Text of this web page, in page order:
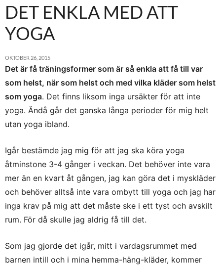
DET ENKLA MED ATT
YOGA
OKTOBER 26, 2015
Det är få träningsformer som är så enkla att få till var
som helst, när som helst och med vilka kläder som helst
som yoga. Det finns liksom inga ursäkter för att inte
yoga. Ändå går det ganska långa perioder för mig helt
utan yoga ibland.
Igår bestämde jag mig för att jag ska köra yoga
åtminstone 3-4 gånger i veckan. Det behöver inte vara
mer än en kvart åt gången, jag kan göra det i myskläder
och behöver alltså inte vara ombytt till yoga och jag har
inga krav på mig att det måste ske i ett tyst och avskilt
rum. För då skulle jag aldrig få till det.
Som jag gjorde det igår, mitt i vardagsrummet med
barnen intill och i mina hemma-häng-kläder, kommer